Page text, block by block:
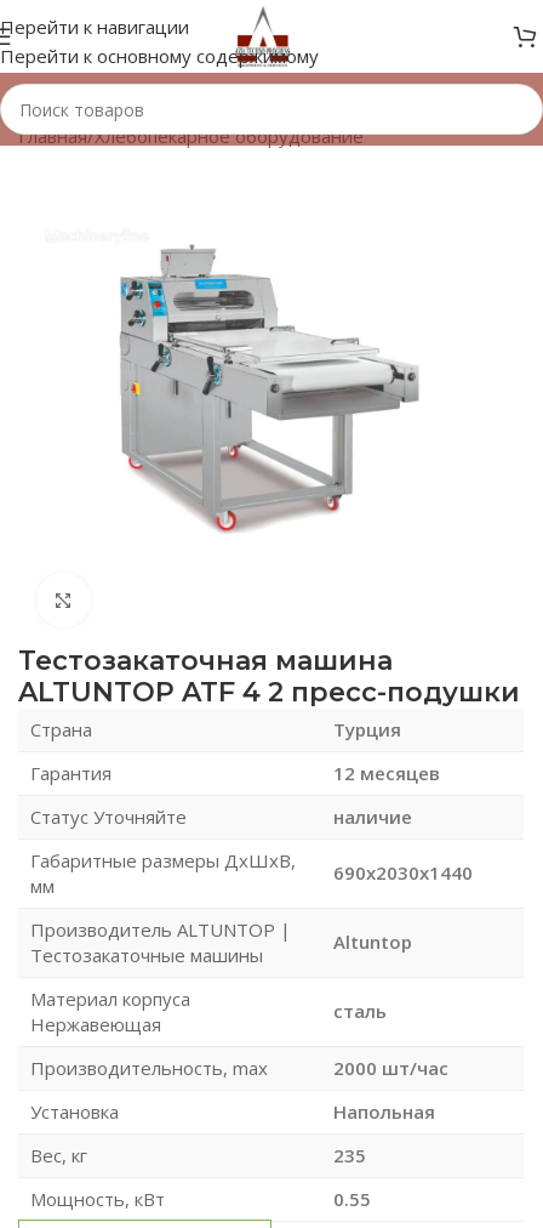
Перейти к навигации
Перейти к основному содержимому
Главная/Хлебопекарное оборудование
Тестозакаточная машина
ALTUNTOP ATF 4 2 пресс-подушки
Страна
Турция
Гарантия
12 месяцев
Статус Уточняйте
наличие
Габаритные размеры ДхШхВ,
мм
690x2030x1440
Производитель ALTUNTOP |
Тестозакаточные машины
Altuntop
Материал корпуса
Нержавеющая
сталь
Производительность, max
2000 шт/час
Установка
Напольная
Вес, кг
235
Мощность, кВт
0.55